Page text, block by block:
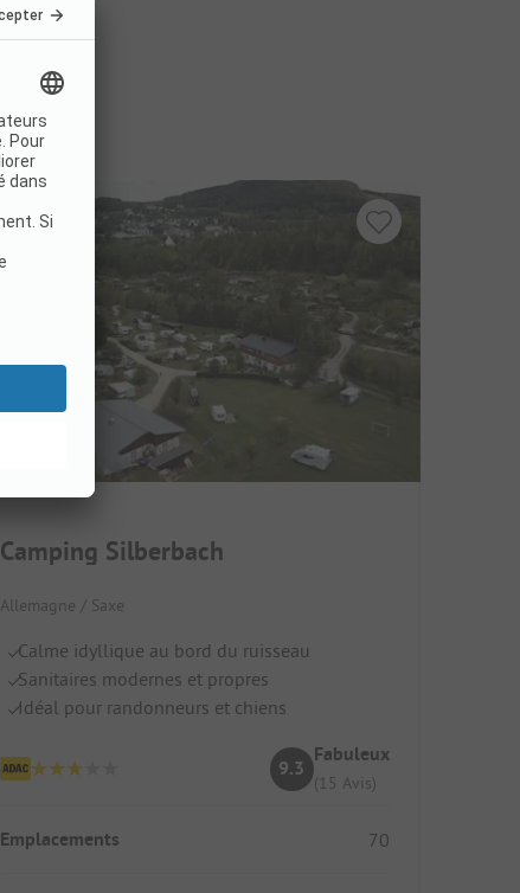
Camping Silberbach
Allemagne / Saxe
Calme idyllique au bord du ruisseau
Sanitaires modernes et propres
Idéal pour randonneurs et chiens
9.3
Fabuleux
(15 Avis)
Emplacements 70